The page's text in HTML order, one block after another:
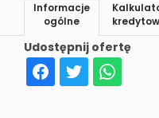
Udostępnij ofertę
Informacje
ogólne